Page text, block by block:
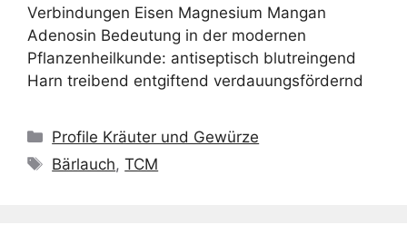
Verbindungen Eisen Magnesium Mangan
Adenosin Bedeutung in der modernen
Pflanzenheilkunde: antiseptisch blutreingend
Harn treibend entgiftend verdauungsfördernd
Kategorien
Profile Kräuter und Gewürze
Schlagwörter
Bärlauch,TCM